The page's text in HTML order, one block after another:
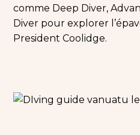
comme Deep Diver,
Diver pour explorer
President Coolidge.